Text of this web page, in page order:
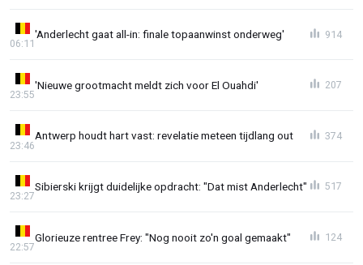
'Anderlecht gaat all-in: finale topaanwinst onderweg'
06:11
914
'Nieuwe grootmacht meldt zich voor El Ouahdi'
23:55
207
Antwerp houdt hart vast: revelatie meteen tijdlang out
23:46
374
Sibierski krijgt duidelijke opdracht: "Dat mist Anderlecht"
23:27
517
Glorieuze rentree Frey: "Nog nooit zo'n goal gemaakt"
22:57
124